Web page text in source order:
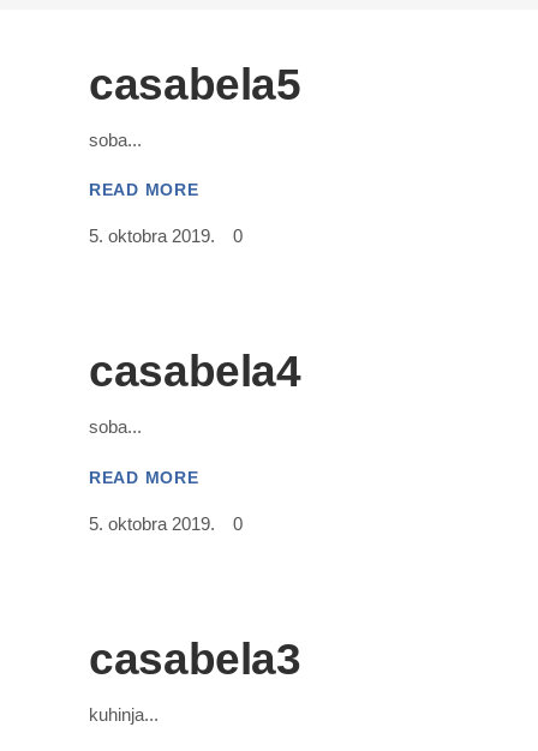
casabela5
soba
READ MORE
5. oktobra 2019. 0
casabela4
soba
READ MORE
5. oktobra 2019. 0
casabela3
kuhinja